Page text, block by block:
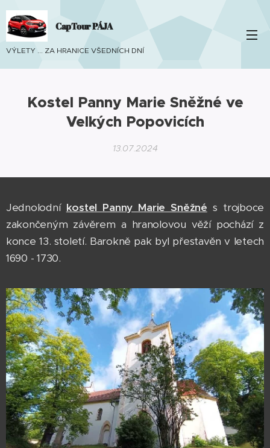
CapTour PÁJA
VÝLETY ... ZA HRANICE VŠEDNÍCH DNÍ
Kostel Panny Marie Sněžné ve
Velkých Popovicích
13.07.2024
Jednolodní kostel Panny Marie Sněžné s trojboce
zakončeným závěrem a hranolovou věží pochází z
konce 13. století. Barokně pak byl přestavěn v letech
1690 - 1730.